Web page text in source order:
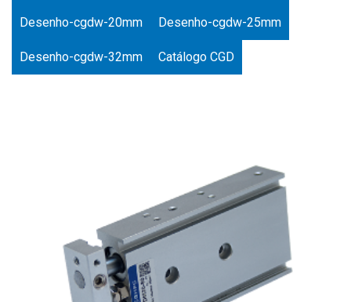
Desenho-cgdw-20mm Desenho-cgdw-25mm
Desenho-cgdw-32mm Catálogo CGD